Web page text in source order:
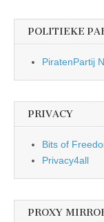
POLITIEKE
PiratenPartij
PRIVACY
Bits of
Privacy4all
PROXY